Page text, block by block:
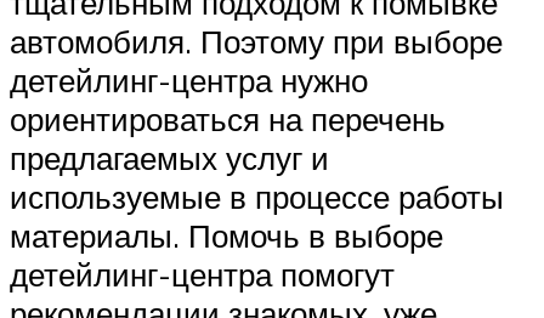
автомобиля. Поэтому при выборе
детейлинг-центра нужно
ориентироваться на перечень
предлагаемых услуг и
используемые в процессе работы
материалы. Помочь в выборе
детейлинг-центра помогут